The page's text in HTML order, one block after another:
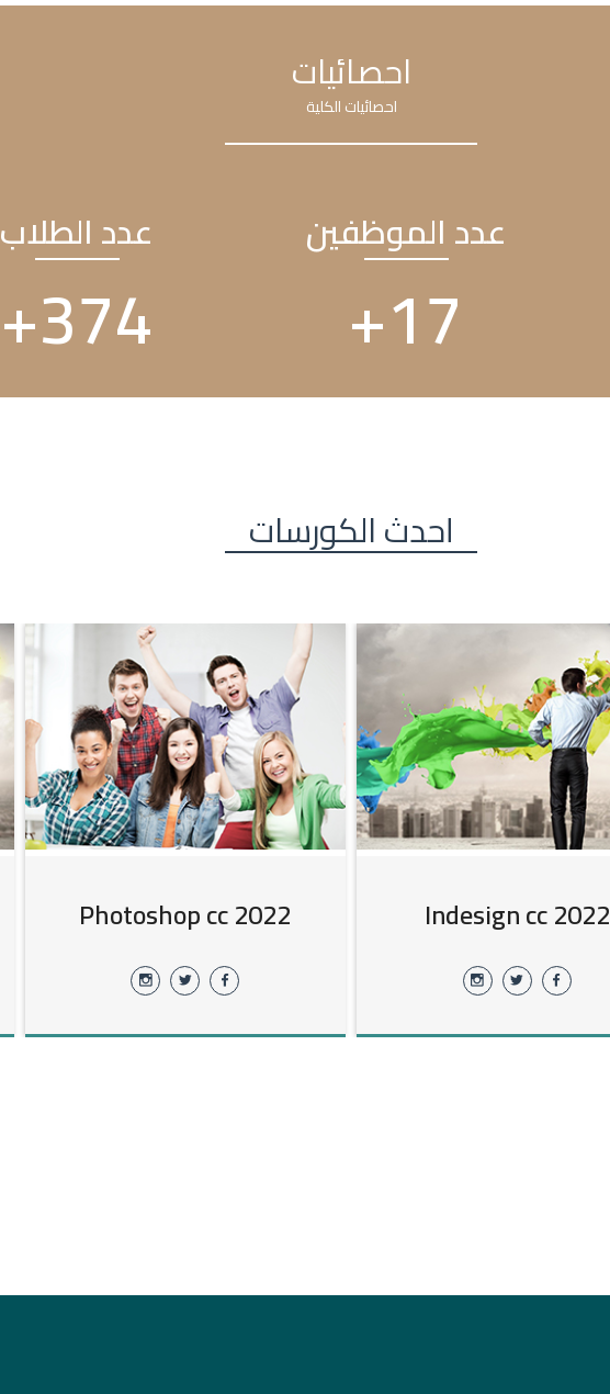
احصائيات
احصائيات الكلية
عدد الموظفين
25
+
عدد الطلاب
544
+
أحدث الكورسات
Indesign cc 2022
Photoshop cc 2022